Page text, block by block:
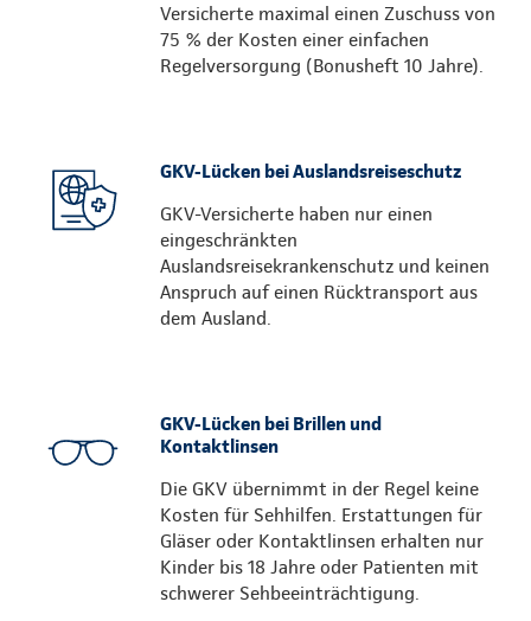
Versicherte maximal einen Zuschuss von
75 % der Kosten einer einfachen
Regelversorgung (Bonusheft 10 Jahre).
GKV-Lücken bei Auslandsreiseschutz
GKV-Versicherte haben nur einen
eingeschränkten
Auslandsreisekrankenschutz und keinen
Anspruch auf einen Rücktransport aus
dem Ausland.
GKV-Lücken bei Brillen und
Kontaktlinsen
Die GKV übernimmt in der Regel keine
Kosten für Sehhilfen. Erstattungen für
Gläser oder Kontaktlinsen erhalten nur
Kinder bis 18 Jahre oder Patienten mit
schwerer Sehbeeinträchtigung.